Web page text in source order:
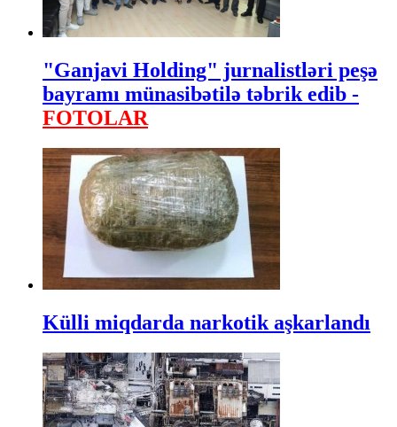
"Ganjavi Holding" jurnalistləri peşə
bayramı münasibətilə təbrik edib -
FOTOLAR
Külli miqdarda narkotik aşkarlandı